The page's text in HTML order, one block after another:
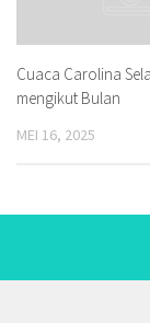
Cuaca Carolina
mengikut Bulan
MEI 16, 2025